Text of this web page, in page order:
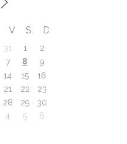
V S D
31 1
2
7 8
9
14 15
16
21 22
23
28 29
30
4 5 6